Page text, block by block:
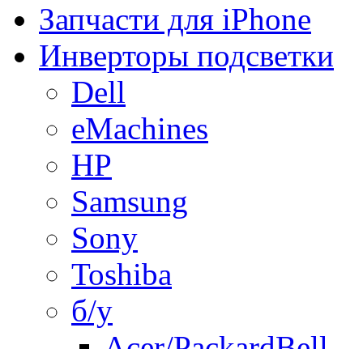
Запчасти для iPhone
Инверторы подсветки
Dell
eMachines
HP
Samsung
Sony
Toshiba
б/у